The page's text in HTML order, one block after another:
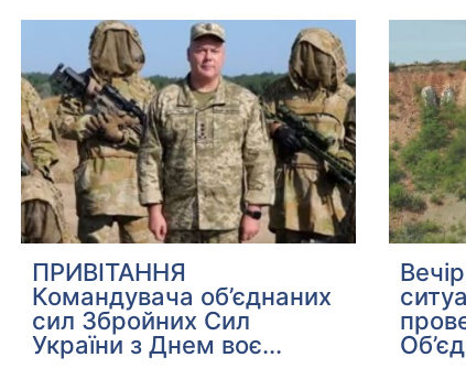
ПРИВІТАННЯ
Командувача об’єднаних
сил Збройних Сил
України з Днем воє...